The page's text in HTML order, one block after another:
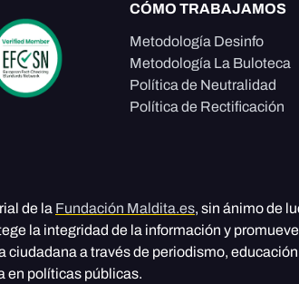
CÓMO TRABAJAMOS
Metodología Desinfo
Metodología La Buloteca
Política de Neutralidad
Política de Rectificación
de la Fundación Maldita.es, sin ánimo de
la integridad de la información y
ciudadana a través de periodismo,
en políticas públicas.